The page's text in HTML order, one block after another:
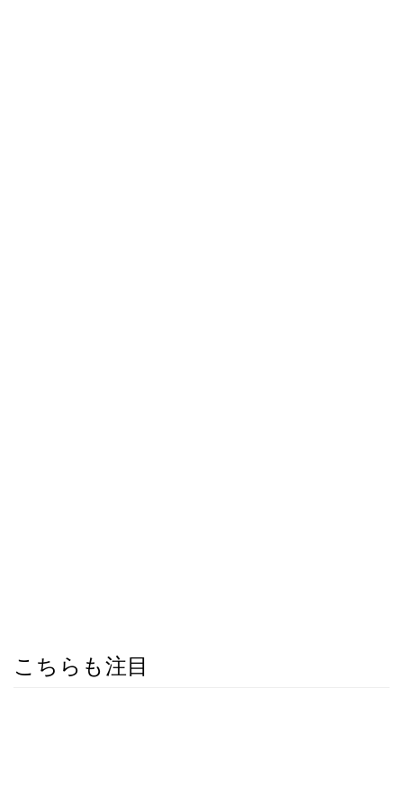
こちらも注目